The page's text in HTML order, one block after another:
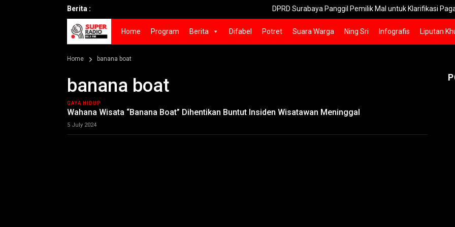
Berita : DPRD Surabaya Panggil Pemilik Mal untuk Klarifikasi Pagar Tinggi
Home Program Berita Difabel Potret Suara Warga Ning Sri Infografis Liputan
Home banana boat
banana boat
GAYA HIDUP
Wahana Wisata “Banana Boat” Dihentikan Buntut Insiden Wisatawan Meninggal
5 July 2024